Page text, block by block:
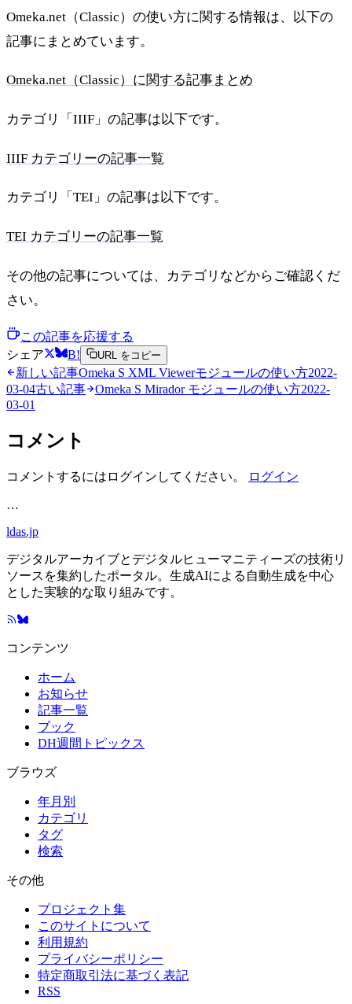
Omeka.net（Classic）の使い方に関する情報は、以下の
記事にまとめています。
Omeka.net（Classic）に関する記事まとめ
カテゴリ「IIIF」の記事は以下です。
IIIF カテゴリーの記事一覧
カテゴリ「TEI」の記事は以下です。
TEI カテゴリーの記事一覧
その他の記事については、カテゴリなどからご確認くだ
さい。
この記事を応援する
シェア
B! URL をコピー
新しい記事Omeka S XML Viewerモジュールの使い方2022-
03-04古い記事 Omeka S Mirador モジュールの使い方2022-
03-01
コメント
コメントするにはログインしてください。 ログイン
…
ldas.jp
デジタルアーカイブとデジタルヒューマニティーズの技術リ
ソースを集約したポータル。生成AIによる自動生成を中心
とした実験的な取り組みです。
コンテンツ
ホーム
お知らせ
記事一覧
ブック
DH週間トピックス
ブラウズ
年月別
カテゴリ
タグ
検索
その他
プロジェクト集
このサイトについて
利用規約
プライバシーポリシー
特定商取引法に基づく表記
RSS